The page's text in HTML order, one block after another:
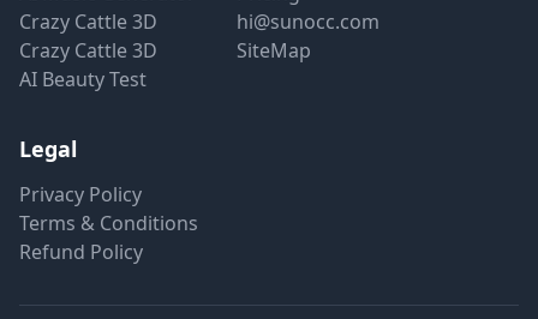
Crazy Cattle 3D
Crazy Cattle 3D
AI Beauty Test
hi@sunocc.com
SiteMap
Legal
Privacy Policy
Terms & Conditions
Refund Policy